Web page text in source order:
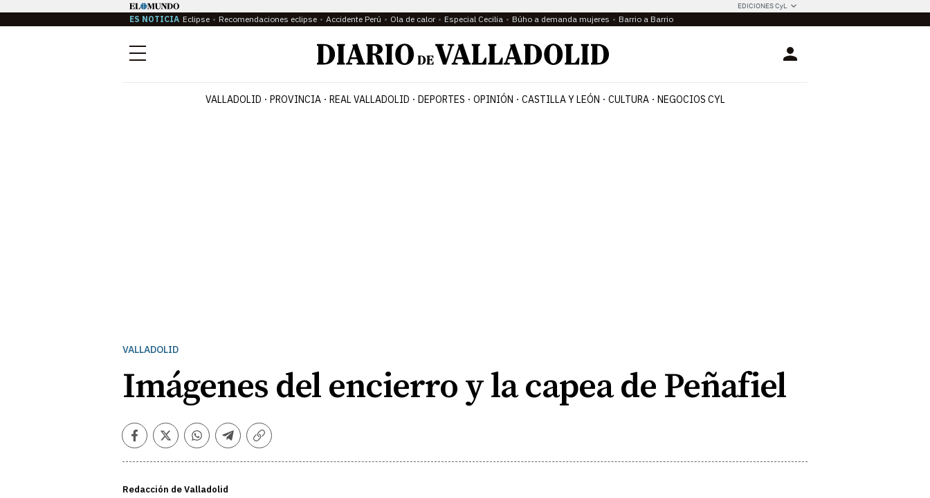
EDICIONES CyL
ES NOTICIA Eclipse Recomendaciones eclipse Accidente Perú Ola de calor Especial Cecilia Búho a demanda mujeres Barrio a Barrio
Menú Login
VALLADOLID PROVINCIA REAL VALLADOLID DEPORTES OPINIÓN CASTILLA Y LEÓN CULTURA NEGOCIOS CYL
VALLADOLID
Imágenes del encierro y la capea de Peñafiel
Facebook
TwitterWhatsapp
Telegram
Copiar
Redacción de Valladolid